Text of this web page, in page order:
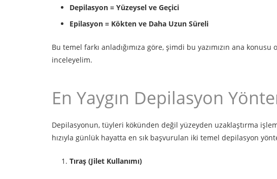
Depilasyon = Yüzeysel ve Geçici
Epilasyon = Kökten ve Daha Uzun Süreli
Bu temel farkı anladığımıza göre, şimdi bu yazımızın ana
inceleyelim.
En Yaygın Depilasyon
Depilasyonun, tüyleri kökünden değil yüzeyden uzaklaştırma
hızıyla günlük hayatta en sık başvurulan iki temel depilasyon
Tıraş (Jilet Kullanımı)